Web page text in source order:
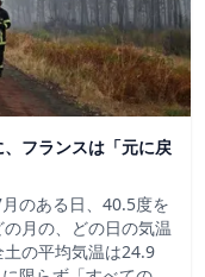
フランスは「元に戻
のある日、40.5度を
月の、どの日の気温
の平均気温は24.9